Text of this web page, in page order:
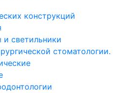
конструкций
светильники
стоматологии.